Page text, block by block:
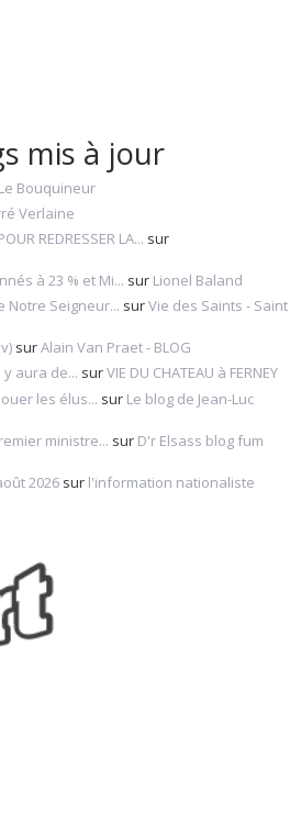
mis à jour
Le Bouquineur
Verlaine
REDRESSER LA... sur
à 23 % et Mi... sur Lionel Baland
Notre Seigneur... surVie des Saints - Saint
surAlain Van Praet - BLOG
y aura de... surVIE DU CHATEAU à FERNEY
les élus... sur Le blog de Jean-Luc
ministre... sur D'r Elsass blog fum
2026 sur l'information nationaliste